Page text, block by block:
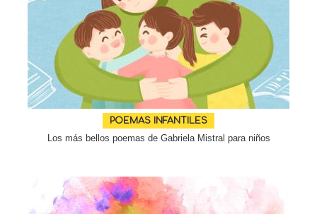
POEMAS INFANTILES
Los más bellos poemas de Gabriela Mistral para niños